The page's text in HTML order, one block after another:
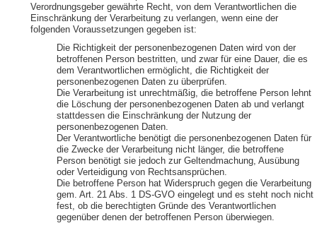
Verordnungsgeber gewährte Recht, von dem Verantwortlichen die
Einschränkung der Verarbeitung zu verlangen, wenn eine der
folgenden Voraussetzungen gegeben ist:
Die Richtigkeit der personenbezogenen Daten wird von der
betroffenen Person bestritten, und zwar für eine Dauer, die es
dem Verantwortlichen ermöglicht, die Richtigkeit der
personenbezogenen Daten zu überprüfen.
Die Verarbeitung ist unrechtmäßig, die betroffene Person lehnt
die Löschung der personenbezogenen Daten ab und verlangt
stattdessen die Einschränkung der Nutzung der
personenbezogenen Daten.
Der Verantwortliche benötigt die personenbezogenen Daten für
die Zwecke der Verarbeitung nicht länger, die betroffene
Person benötigt sie jedoch zur Geltendmachung, Ausübung
oder Verteidigung von Rechtsansprüchen.
Die betroffene Person hat Widerspruch gegen die Verarbeitung
gem. Art. 21 Abs. 1 DS-GVO eingelegt und es steht noch nicht
fest, ob die berechtigten Gründe des Verantwortlichen
gegenüber denen der betroffenen Person überwiegen.